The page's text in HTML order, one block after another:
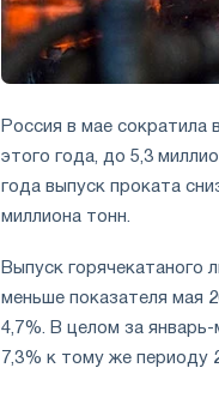
Россия в мае сократила
этого года, до 5,3
года выпуск проката
миллиона тонн.
Выпуск горячекатаного
меньше показателя мая
4,7%. В целом за январь-
7,3% к тому же периоду